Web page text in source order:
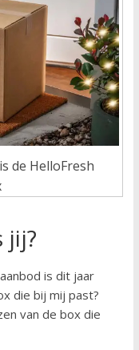
de HelloFresh
jij?
is dit jaar
die bij mij past?
van de box die